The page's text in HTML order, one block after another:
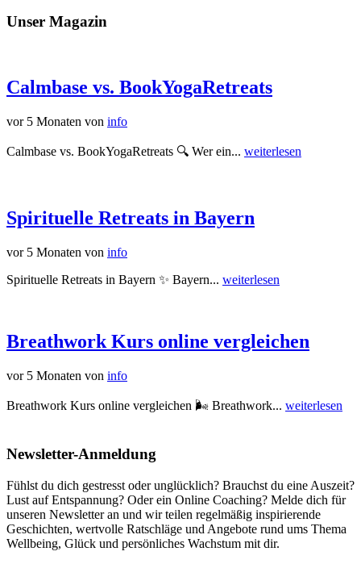
Unser Magazin
Calmbase vs. BookYogaRetreats
vor 5 Monaten von info
Calmbase vs. BookYogaRetreats 🔍 Wer ein... weiterlesen
Spirituelle Retreats in Bayern
vor 5 Monaten von info
Spirituelle Retreats in Bayern ✨ Bayern... weiterlesen
Breathwork Kurs online vergleichen
vor 5 Monaten von info
Breathwork Kurs online vergleichen 🌬️ Breathwork... weiterlesen
Newsletter-Anmeldung
Fühlst du dich gestresst oder unglücklich? Brauchst du eine Auszeit?
Lust auf Entspannung? Oder ein Online Coaching? Melde dich für
unseren Newsletter an und wir teilen regelmäßig inspirierende
Geschichten, wertvolle Ratschläge und Angebote rund ums Thema
Wellbeing, Glück und persönliches Wachstum mit dir.